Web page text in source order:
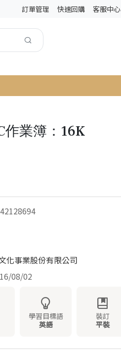
訂單管理 快速回購 客服中心
作業簿：16K
化事業股份有限公司
08/02
學習目標語
英語
裝訂
平裝